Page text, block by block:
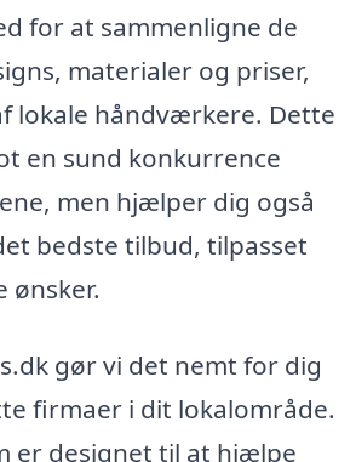
for at sammenligne de
materialer og priser,
lokale håndværkere. Dette
en sund konkurrence
men hjælper dig også
bedste tilbud, tilpasset
ønsker.
gør vi det nemt for dig
firmaer i dit lokalområde.
er designet til at hjælpe